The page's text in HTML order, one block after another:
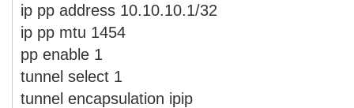
ip pp address 10.10.10.1/32
ip pp mtu 1454
pp enable 1
tunnel select 1
tunnel encapsulation ipip